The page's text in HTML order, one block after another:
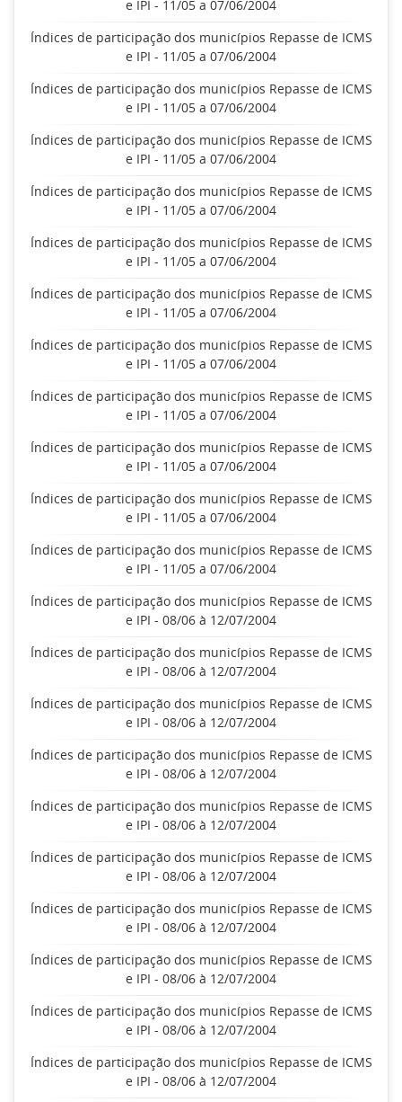
e IPI - 11/05 a 07/06/2004
Índices de participação dos municípios Repasse de ICMS
e IPI - 11/05 a 07/06/2004
Índices de participação dos municípios Repasse de ICMS
e IPI - 11/05 a 07/06/2004
Índices de participação dos municípios Repasse de ICMS
e IPI - 11/05 a 07/06/2004
Índices de participação dos municípios Repasse de ICMS
e IPI - 11/05 a 07/06/2004
Índices de participação dos municípios Repasse de ICMS
e IPI - 11/05 a 07/06/2004
Índices de participação dos municípios Repasse de ICMS
e IPI - 11/05 a 07/06/2004
Índices de participação dos municípios Repasse de ICMS
e IPI - 11/05 a 07/06/2004
Índices de participação dos municípios Repasse de ICMS
e IPI - 11/05 a 07/06/2004
Índices de participação dos municípios Repasse de ICMS
e IPI - 11/05 a 07/06/2004
Índices de participação dos municípios Repasse de ICMS
e IPI - 11/05 a 07/06/2004
Índices de participação dos municípios Repasse de ICMS
e IPI - 11/05 a 07/06/2004
Índices de participação dos municípios Repasse de ICMS
e IPI - 08/06 à 12/07/2004
Índices de participação dos municípios Repasse de ICMS
e IPI - 08/06 à 12/07/2004
Índices de participação dos municípios Repasse de ICMS
e IPI - 08/06 à 12/07/2004
Índices de participação dos municípios Repasse de ICMS
e IPI - 08/06 à 12/07/2004
Índices de participação dos municípios Repasse de ICMS
e IPI - 08/06 à 12/07/2004
Índices de participação dos municípios Repasse de ICMS
e IPI - 08/06 à 12/07/2004
Índices de participação dos municípios Repasse de ICMS
e IPI - 08/06 à 12/07/2004
Índices de participação dos municípios Repasse de ICMS
e IPI - 08/06 à 12/07/2004
Índices de participação dos municípios Repasse de ICMS
e IPI - 08/06 à 12/07/2004
Índices de participação dos municípios Repasse de ICMS
e IPI - 08/06 à 12/07/2004